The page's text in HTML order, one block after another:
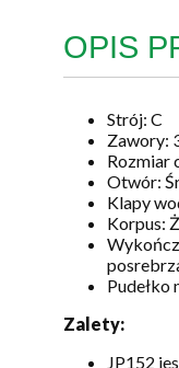
OPIS
Strój: C
Zawory:
Rozmiar
Otwór:
Klapy
Korpus:
Pudełko
Zalety:
JP152